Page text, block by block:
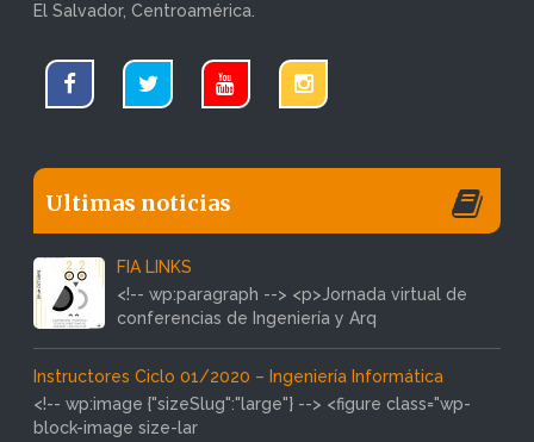
El Salvador, Centroamérica.
Ultimas noticias
FIA LINKS
<!-- wp:paragraph --> <p>Jornada virtual de
conferencias de Ingeniería y Arq
Instructores Ciclo 01/2020 – Ingeniería Informática
<!-- wp:image {"sizeSlug":"large"} --> <figure class="wp-
block-image size-lar